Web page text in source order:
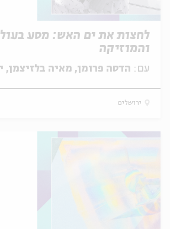
לחצות את ים האש: מסע
והמוזיקה
עם: הדסה פרומן, מאיה בלזיצמן,
ירושלים